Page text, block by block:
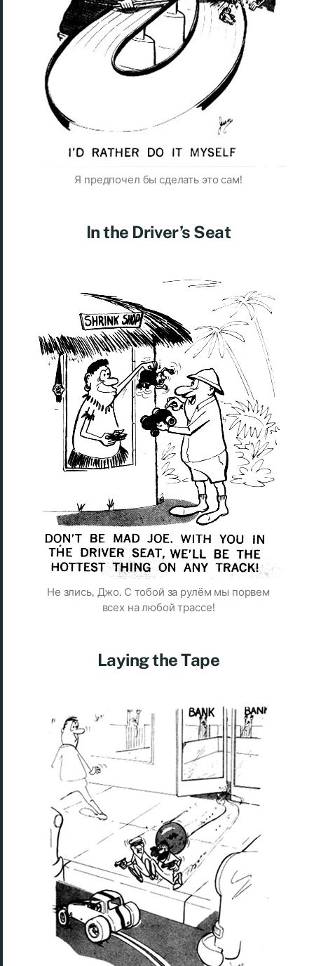
Я предпочел бы сделать это сам!
In the Driver’s Seat
Не злись, Джо. С тобой за рулём мы порвем
всех на любой трассе!
Laying the Tape